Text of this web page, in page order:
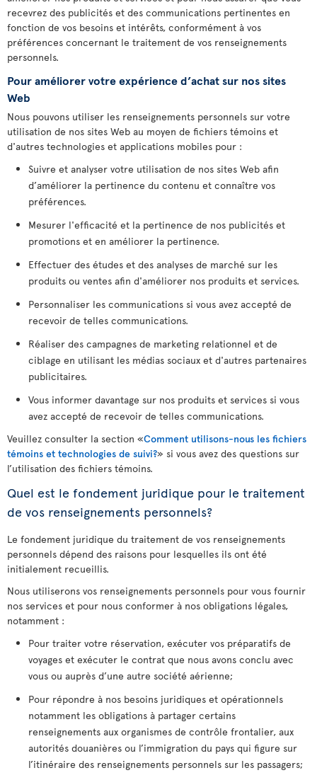
recevrez des publicités et des communications pertinentes en
fonction de vos besoins et intérêts, conformément à vos
préférences concernant le traitement de vos renseignements
personnels.
Pour améliorer votre expérience d’achat sur nos sites
Web
Nous pouvons utiliser les renseignements personnels sur votre
utilisation de nos sites Web au moyen de fichiers témoins et
d'autres technologies et applications mobiles pour :
Suivre et analyser votre utilisation de nos sites Web afin
d’améliorer la pertinence du contenu et connaître vos
préférences.
Mesurer l'efficacité et la pertinence de nos publicités et
promotions et en améliorer la pertinence.
Effectuer des études et des analyses de marché sur les
produits ou ventes afin d'améliorer nos produits et services.
Personnaliser les communications si vous avez accepté de
recevoir de telles communications.
Réaliser des campagnes de marketing relationnel et de
ciblage en utilisant les médias sociaux et d'autres partenaires
publicitaires.
Vous informer davantage sur nos produits et services si vous
avez accepté de recevoir de telles communications.
Veuillez consulter la section «Comment utilisons-nous les fichiers
témoins et technologies de suivi?» si vous avez des questions sur
l’utilisation des fichiers témoins.
Quel est le fondement juridique pour le traitement
de vos renseignements personnels?
Le fondement juridique du traitement de vos renseignements
personnels dépend des raisons pour lesquelles ils ont été
initialement recueillis.
Nous utiliserons vos renseignements personnels pour vous fournir
nos services et pour nous conformer à nos obligations légales,
notamment :
Pour traiter votre réservation, exécuter vos préparatifs de
voyages et exécuter le contrat que nous avons conclu avec
vous ou auprès d’une autre société aérienne;
Pour répondre à nos besoins juridiques et opérationnels
notamment les obligations à partager certains
renseignements aux organismes de contrôle frontalier, aux
autorités douanières ou l’immigration du pays qui figure sur
l’itinéraire des renseignements personnels sur les passagers;